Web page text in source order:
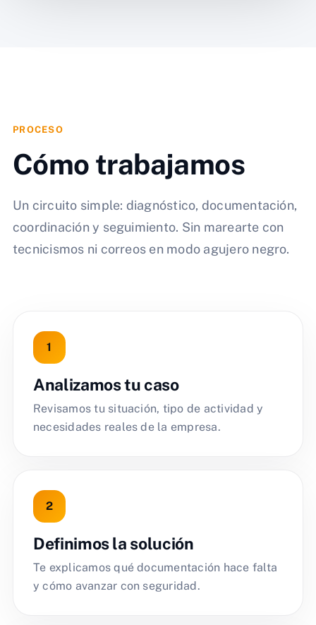
PROCESO
Cómo trabajamos
Un circuito simple: diagnóstico, documentación,
coordinación y seguimiento. Sin marearte con
tecnicismos ni correos en modo agujero negro.
Analizamos tu caso
Revisamos tu situación, tipo de actividad y
necesidades reales de la empresa.
Definimos la solución
Te explicamos qué documentación hace falta
y cómo avanzar con seguridad.